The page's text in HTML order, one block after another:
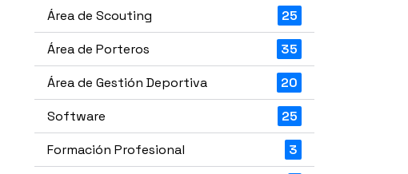
Área de Scouting
25
Área de Porteros
35
Área de Gestión Deportiva
20
Software
25
Formación Profesional
3